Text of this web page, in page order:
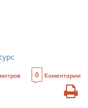
0 Коментарии